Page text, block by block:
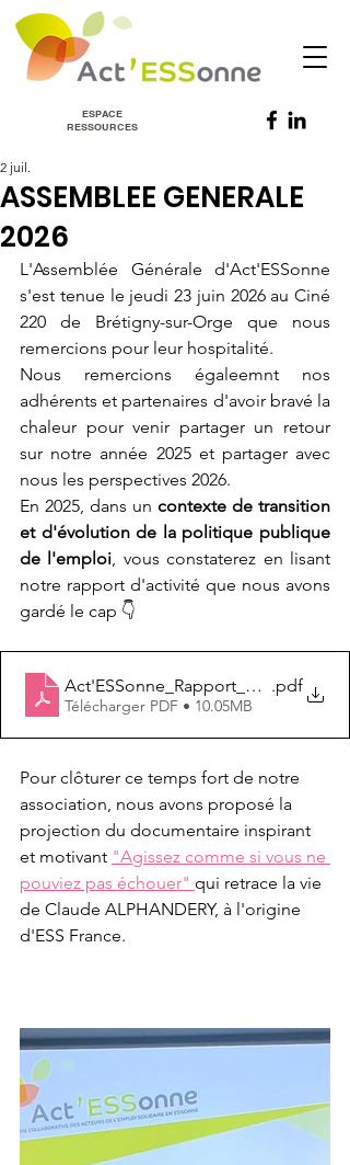
ESPACE
RESSOURCES
ASSEMBLEE GENERALE
2026
2 juil.
L'Assemblée Générale d'Act'ESSonne
s'est tenue le jeudi 23 juin 2026 au Ciné
220 de Brétigny-sur-Orge que nous
remercions pour leur hospitalité.
Nous remercions égaleemnt nos
adhérents et partenaires d'avoir bravé la
chaleur pour venir partager un retour
sur notre année 2025 et partager avec
nous les perspectives 2026.
En 2025, dans un contexte de transition
et d'évolution de la politique publique
de l'emploi, vous constaterez en lisant
notre rapport d'activité que nous avons
gardé le cap 👇
Act'ESSonne_Rapport_Activité_2025
.pdf
Télécharger PDF • 10.05MB
Pour clôturer ce temps fort de notre
association, nous avons proposé la
projection du documentaire inspirant
et motivant "Agissez comme si vous ne
pouviez pas échouer" qui retrace la vie
de Claude ALPHANDERY, à l'origine
d'ESS France.